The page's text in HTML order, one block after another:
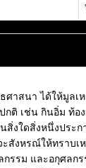
าสนา ได้ให้มูลเ
กติ เช่น กินอิ่ม ท้อ
สิ่งใดสิ่งหนึ่งประก
ะสังหรณ์ให้ทราบ
รรม และอกุศลกร